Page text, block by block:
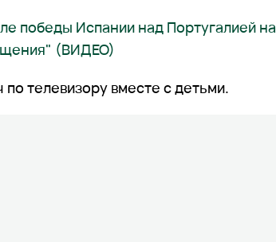
победы Испании над Португалией на
(ВИДЕО)
телевизору вместе с детьми.